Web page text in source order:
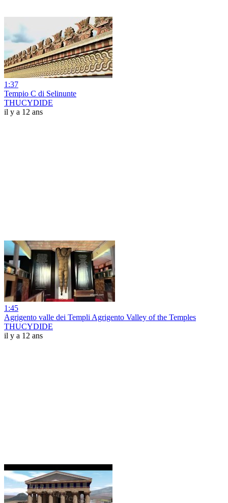
1:37
Tempio C di Selinunte
THUCYDIDE
il y a 12 ans
1:45
Agrigento valle dei Templi Agrigento Valley of the Temples
THUCYDIDE
il y a 12 ans